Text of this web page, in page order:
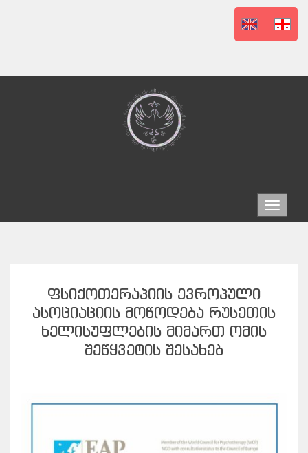
Toggle
ᲤᲡᲘᲥᲝᲗᲔᲠᲐᲞᲘᲘᲡ ᲔᲕᲠᲝᲞᲣᲚᲘ
ᲐᲡᲝᲪᲘᲐᲪᲘᲘᲡ ᲛᲝᲬᲝᲓᲔᲑᲐ ᲠᲣᲡᲔᲗᲘᲡ
ᲮᲔᲚᲘᲡᲣᲤᲚᲔᲑᲘᲡ ᲛᲘᲛᲐᲠᲗ ᲝᲛᲘᲡ
ᲨᲔᲬᲧᲕᲔᲢᲘᲡ ᲨᲔᲡᲐᲮᲔᲑ